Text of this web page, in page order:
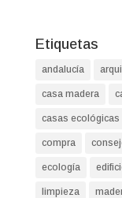
Etiquetas
andalucía
casa madera
casas ecológicas
compra
ecología
limpieza